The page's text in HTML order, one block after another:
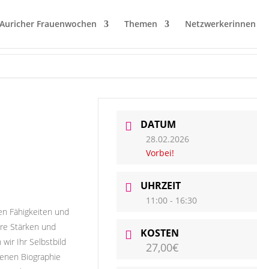
Auricher Frauenwochen Themen Netzwerkerinnen
Fähigkeiten und
Stärken und
wir Ihr Selbstbild
Biographie
DATUM
28.02.2026
Vorbei!
UHRZEIT
11:00 - 16:30
KOSTEN
27,00€